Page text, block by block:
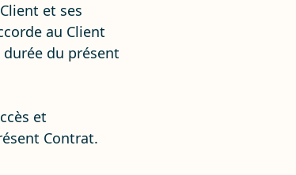
et ses
au Client
durée du présent
et
Contrat.